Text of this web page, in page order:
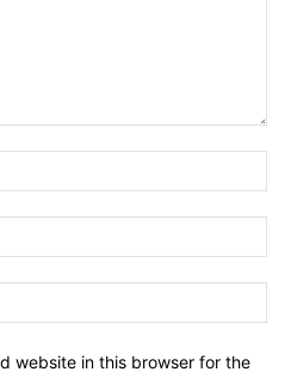
website in this browser for the